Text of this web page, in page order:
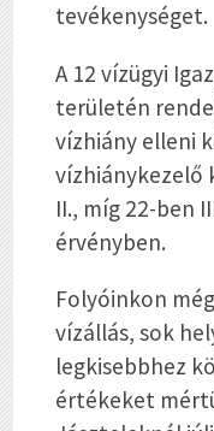
tevékenységet.
A 12 vízügyi
területén
vízhiány elleni
vízhiánykezelő
II., míg 22-ben
érvényben.
Folyóinkon
vízállás, sok
legkisebbhez
értékeket